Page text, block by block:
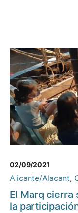
02/09/2021
Alicante/Alacant,
El Marq cierra
la